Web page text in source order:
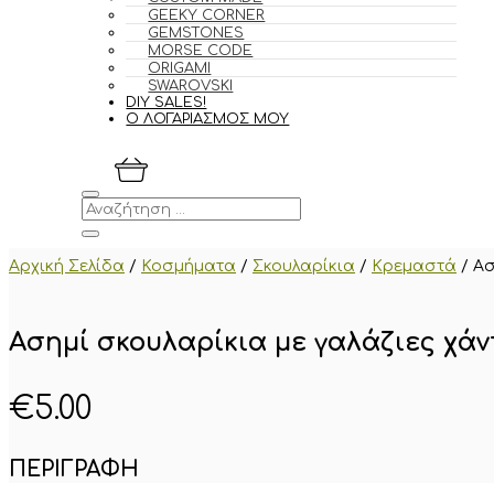
GEEKY CORNER
GEMSTONES
MORSE CODE
ORIGAMI
SWAROVSKI
DIY SALES!
Ο ΛΟΓΑΡΙΑΣΜΟΣ ΜΟΥ
Αρχική Σελίδα / Κοσμήματα / Σκουλαρίκια / Κρεμαστά /
Ασημί σκουλαρίκια με γαλάζιες
€5.00
ΠΕΡΙΓΡΑΦΗ